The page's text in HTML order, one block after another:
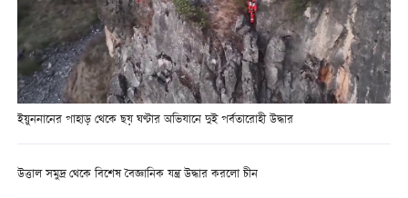
ইয়ুননানের পাহাড় থেকে ছয় ঘণ্টার অভিযানে দুই পর্বতারোহী উদ্ধার
উত্তাল সমুদ্র থেকে বিশেষ বৈজ্ঞানিক যন্ত্র উদ্ধার করলো চীন